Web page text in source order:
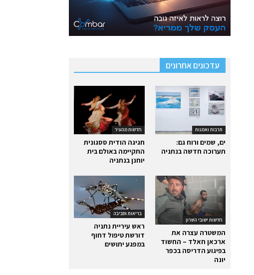
עדכונים אחרונים
חדשות מהעיר
חגיגה הודית ססגונית
התקיימה באולם בית
יוחנן בנתניה
תרבות ואמנות
ים, שמים ורוח גם:
תערוכה חדשה בנתניה
בריאות וסביבה
ראש עיריית נתניה
דורשת טיפול דחוף
במפגע יתושים
חדשות ישובי השרון
המשטרה עצרה את
ארכאן חאלד – החשוד
בפיגוע הדריסה בכפר
יונה